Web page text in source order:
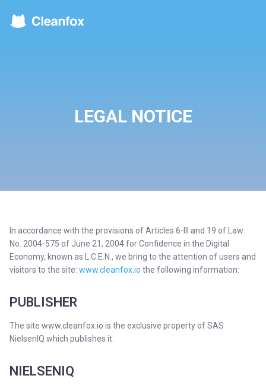
LEGAL NOTICE
In accordance with the provisions of Articles 6-III and 19 of Law
No. 2004-575 of June 21, 2004 for Confidence in the Digital
Economy, known as L.C.E.N., we bring to the attention of users and
visitors to the site: www.cleanfox.io the following information:
PUBLISHER
The site www.cleanfox.io is the exclusive property of SAS
NielsenIQ which publishes it.
NIELSENIQ